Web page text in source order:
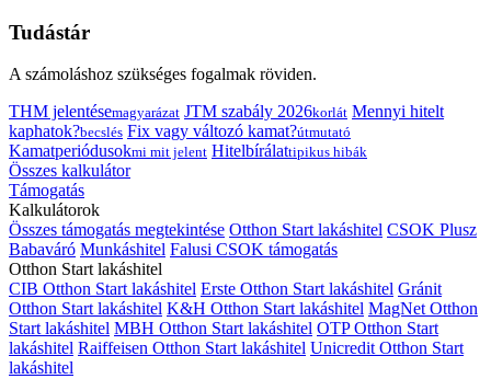
Tudástár
A számoláshoz szükséges fogalmak röviden.
THM jelentésemagyarázat JTM szabály 2026korlát Mennyi hitelt
kaphatok?becslés Fix vagy változó kamat?útmutató
Kamatperiódusokmi mit jelent Hitelbírálattipikus hibák
Összes kalkulátor
Támogatás
Kalkulátorok
Összes támogatás megtekintése Otthon Start lakáshitel CSOK Plusz
Babaváró Munkáshitel Falusi CSOK támogatás
Otthon Start lakáshitel
CIB Otthon Start lakáshitel Erste Otthon Start lakáshitel Gránit
Otthon Start lakáshitel K&H Otthon Start lakáshitel MagNet Otthon
Start lakáshitel MBH Otthon Start lakáshitel OTP Otthon Start
lakáshitel Raiffeisen Otthon Start lakáshitel Unicredit Otthon Start
lakáshitel